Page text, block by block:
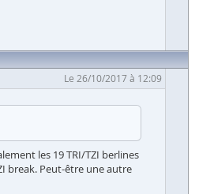
Le 26/10/2017 à 12:09
les 19 TRI/TZI berlines
break. Peut-être une autre